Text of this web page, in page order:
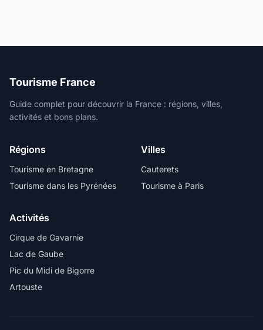
Tourisme France
Guide complet pour découvrir la France : régions, villes,
activités et bons plans.
Régions
Tourisme en Bretagne
Tourisme dans les Pyrénées
Villes
Cauterets
Tourisme à Paris
Activités
Cirque de Gavarnie
Lac de Gaube
Pic du Midi de Bigorre
Artouste